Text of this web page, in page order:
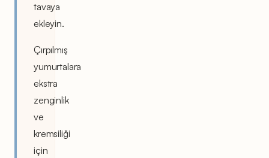
tavaya
ekleyin.
Çırpılmış
yumurtalara
ekstra
zenginlik
ve
kremsiliği
için